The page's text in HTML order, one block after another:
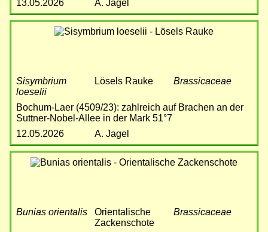
13.05.2026
A. Jagel
Sisymbrium
loeselii
Lösels Rauke Brassicaceae
Bochum-Laer (4509/23): zahlreich auf Brachen an der
Suttner-Nobel-Allee in der Mark 51°7
12.05.2026
A. Jagel
Bild
Bunias orientalis
Orientalische
Zackenschote
Brassicaceae